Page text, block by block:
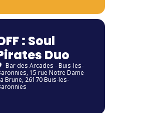
: Soul
Duo
Bar des Arcades - Buis-les-
, 15 rue Notre Dame
Brune, 26170 Buis-les-